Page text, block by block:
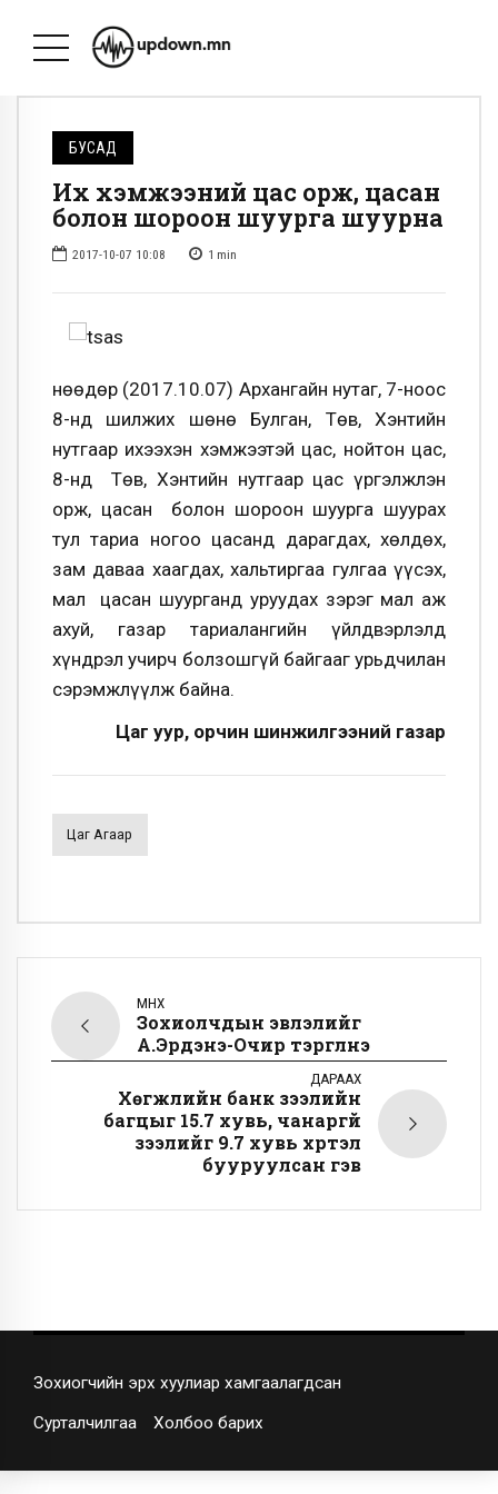
БУСАД
Их хэмжээний цас орж, цасан
болон шороон шуурга шуурна
2017-10-07 10:08 1 min
Өнөөдөр (2017.10.07) Архангайн нутаг, 7-ноос
8-нд шилжих шөнө Булган, Төв, Хэнтийн
нутгаар ихээхэн хэмжээтэй цас, нойтон цас,
8-нд Төв, Хэнтийн нутгаар цас үргэлжлэн
орж, цасан болон шороон шуурга шуурах
тул тариа ногоо цасанд дарагдах, хөлдөх,
зам даваа хаагдах, хальтиргаа гулгаа үүсэх,
мал цасан шуурганд уруудах зэрэг мал аж
ахуй, газар тариалангийн үйлдвэрлэлд
хүндрэл учирч болзошгүй байгааг урьдчилан
сэрэмжлүүлж байна.
Цаг уур, орчин шинжилгээний газар
Цаг Агаар
ӨМНӨХ
Зохиолчдын эвлэлийг
А.Эрдэнэ-Очир тэргүүлнэ
ДАРААХ
Хөгжлийн банк зээлийн
багцыг 15.7 хувь, чанаргүй
зээлийг 9.7 хувь хүртэл
бууруулсан гэв
Зохиогчийн эрх хуулиар хамгаалагдсан
Сурталчилгаа Холбоо барих